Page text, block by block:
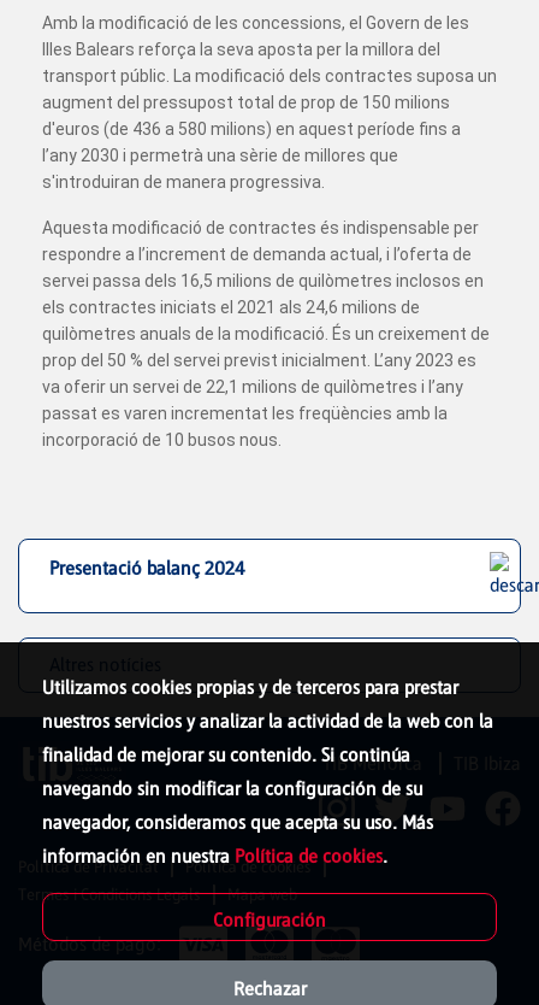
Amb la modificació de les concessions, el Govern de les
Illes Balears reforça la seva aposta per la millora del
transport públic. La modificació dels contractes suposa un
augment del pressupost total de prop de 150 milions
d'euros (de 436 a 580 milions) en aquest període fins a
l’any 2030 i permetrà una sèrie de millores que
s'introduiran de manera progressiva.
Aquesta modificació de contractes és indispensable per
respondre a l’increment de demanda actual, i l’oferta de
servei passa dels 16,5 milions de quilòmetres inclosos en
els contractes iniciats el 2021 als 24,6 milions de
quilòmetres anuals de la modificació. És un creixement de
prop del 50 % del servei previst inicialment. L’any 2023 es
va oferir un servei de 22,1 milions de quilòmetres i l’any
passat es varen incrementat les freqüències amb la
incorporació de 10 busos nous.
Presentació balanç 2024
Utilizamos cookies propias y de terceros para prestar
nuestros servicios y analizar la actividad de la web con la
finalidad de mejorar su contenido. Si continúa
navegando sin modificar la configuración de su
navegador, consideramos que acepta su uso. Más
información en nuestra Política de cookies.
Configuración
Rechazar
TIB Menorca
Política de Privacitat
Política de cookies
Termes i Condicions Legals
Mapa web
Métodos de pago: